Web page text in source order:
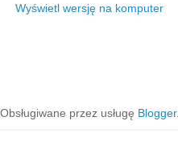
Wyświetl wersję na komputer
Obsługiwane przez usługę Blogger.